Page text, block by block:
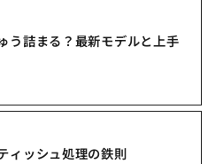
う詰まる？最新モデルと上手
ィッシュ処理の鉄則